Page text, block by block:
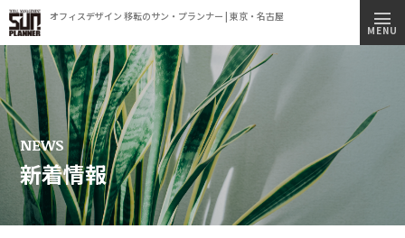
オフィスデザイン 移転のサン・プランナー | 東京・名古屋
トップページ
施工実績
事業内容
コンセプト
会社情報
ビルオーナー様へ
MENU
NEWS
新着情報